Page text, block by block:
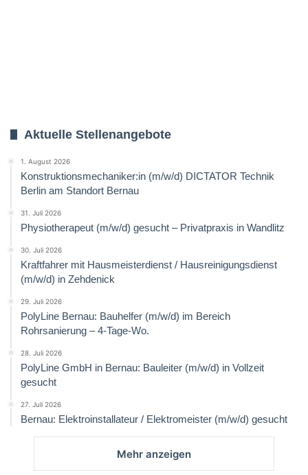
Aktuelle Stellenangebote
1. August 2026
Konstruktionsmechaniker:in (m/w/d) DICTATOR Technik
Berlin am Standort Bernau
31. Juli 2026
Physiotherapeut (m/w/d) gesucht – Privatpraxis in Wandlitz
30. Juli 2026
Kraftfahrer mit Hausmeisterdienst / Hausreinigungsdienst
(m/w/d) in Zehdenick
29. Juli 2026
PolyLine Bernau: Bauhelfer (m/w/d) im Bereich
Rohrsanierung – 4-Tage-Wo.
28. Juli 2026
PolyLine GmbH in Bernau: Bauleiter (m/w/d) in Vollzeit
gesucht
27. Juli 2026
Bernau: Elektroinstallateur / Elektromeister (m/w/d) gesucht
Mehr anzeigen